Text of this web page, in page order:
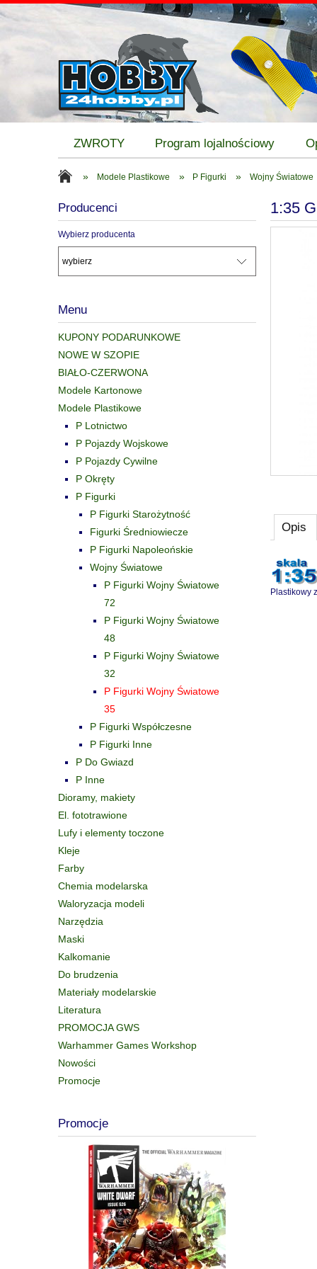
ZWROTY Program lojalnościowy
» Modele Plastikowe » P Figurki » Wojny Światowe
Producenci
Wybierz producenta
Menu
KUPONY PODARUNKOWE
NOWE W SZOPIE
BIAŁO-CZERWONA
Modele Kartonowe
Modele Plastikowe
P Lotnictwo
P Pojazdy Wojskowe
P Pojazdy Cywilne
P Okręty
P Figurki
P Figurki Starożytność
Figurki Średniowiecze
P Figurki Napoleońskie
Wojny Światowe
P Figurki Wojny Światowe
72
P Figurki Wojny Światowe
48
P Figurki Wojny Światowe
32
P Figurki Wojny Światowe
35
P Figurki Współczesne
P Figurki Inne
P Do Gwiazd
P Inne
Dioramy, makiety
El. fototrawione
Lufy i elementy toczone
Kleje
Farby
Chemia modelarska
Waloryzacja modeli
Narzędzia
Maski
Kalkomanie
Do brudzenia
Materiały modelarskie
Literatura
PROMOCJA GWS
Warhammer Games Workshop
Nowości
Promocje
Promocje
1:35
Opis
Plastikowy